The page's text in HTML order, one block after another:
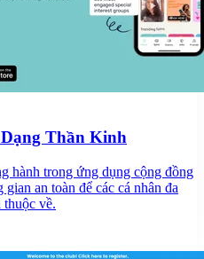
Thần Kinh
hành trong ứng dụng cộng đồng
an toàn để các cá nhân đa
thuộc về.